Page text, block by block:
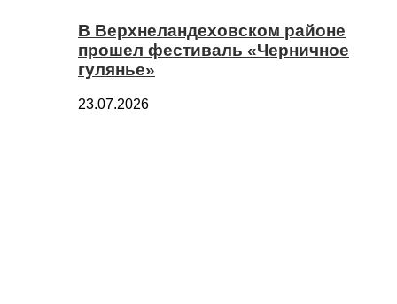
В Верхнеландеховском районе
прошел фестиваль «Черничное
гулянье»
23.07.2026